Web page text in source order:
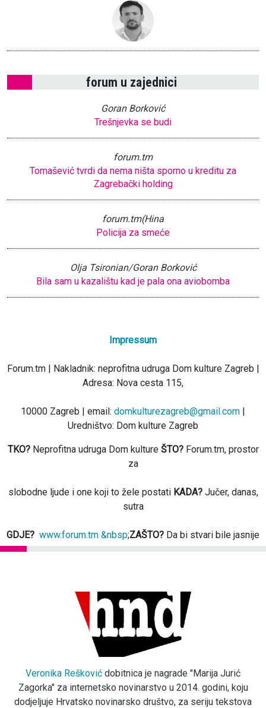
forum u zajednici
Goran Borković
Trešnjevka se budi
forum.tm
Tomašević tvrdi da nema ništa sporno u kreditu za
Zagrebački holding
forum.tm(Hina
Policija za smeće
Olja Tsironian/Goran Borković
Bila sam u kazalištu kad je pala ona aviobomba
Impressum
Forum.tm | Nakladnik: neprofitna udruga Dom kulture Zagreb |
Adresa: Nova cesta 115,
10000 Zagreb | email: domkulturezagreb@gmail.com
Uredništvo: Dom kulture Zagreb
TKO?Neprofitna udruga Dom kulture ŠTO?Forum.tm, prostor
za
slobodne ljude i one koji to žele postati KADA?Jučer, danas,
sutra
GDJE? www.forum.tm &nbsp;ZAŠTO? Da bi stvari bile jasnije
Veronika Rešković dobitnica je nagrade "Marija Jurić
Zagorka" za internetsko novinarstvo u 2014. godini, koju
dodjeljuje Hrvatsko novinarsko društvo, za seriju tekstova